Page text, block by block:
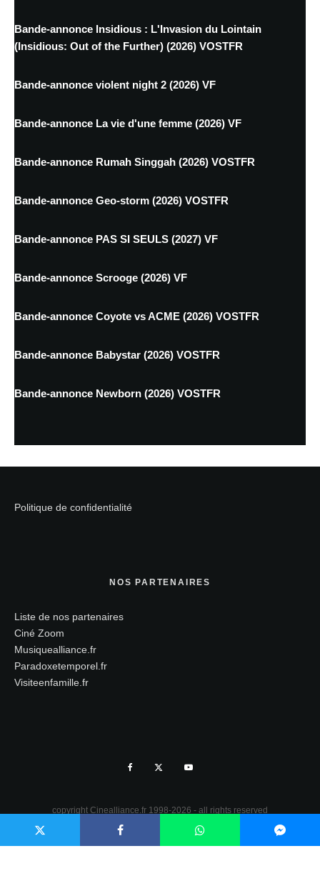
Bande-annonce Insidious : L'Invasion du Lointain
(Insidious: Out of the Further) (2026) VOSTFR
Bande-annonce violent night 2 (2026) VF
Bande-annonce La vie d'une femme (2026) VF
Bande-annonce Rumah Singgah (2026) VOSTFR
Bande-annonce Geo-storm (2026) VOSTFR
Bande-annonce PAS SI SEULS (2027) VF
Bande-annonce Scrooge (2026) VF
Bande-annonce Coyote vs ACME (2026) VOSTFR
Bande-annonce Babystar (2026) VOSTFR
Bande-annonce Newborn (2026) VOSTFR
Politique de confidentialité
NOS PARTENAIRES
Liste de nos partenaires
Ciné Zoom
Musiquealliance.fr
Paradoxetemporel.fr
Visiteenfamille.fr
copyright Cinealliance.fr 1998-2026 - all rights reserved